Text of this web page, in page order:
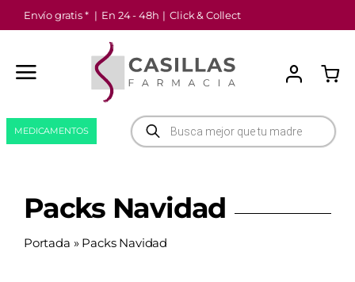
Saltar
al
Envío gratis * | En 24 - 48h | Click & Collect
Búsqueda
de
productos
MEDICAMENTOS
Packs Navidad
Portada » Packs Navidad